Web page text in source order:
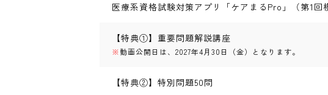
医療系資格試験対策アプリ「ケアまるPro」（第1回
【特典①】重要問題解説講座
※動画公開日は、2027年4月30日（金）となります。
【特典②】特別問題50問